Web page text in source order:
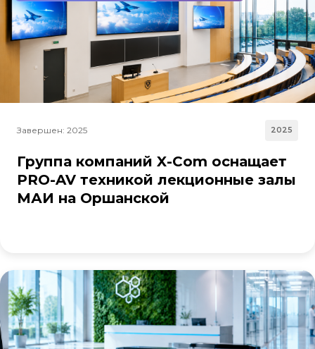
Завершен: 2025 2025
Группа компаний X-Com оснащает
PRO-AV техникой лекционные залы
МАИ на Оршанской